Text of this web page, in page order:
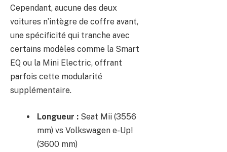
Cependant, aucune des deux
voitures n’intègre de coffre avant,
une spécificité qui tranche avec
certains modèles comme la Smart
EQ ou la Mini Electric, offrant
parfois cette modularité
supplémentaire.
Longueur : Seat Mii (3556
mm) vs Volkswagen e-Up!
(3600 mm)